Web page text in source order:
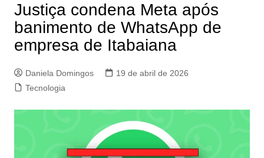
Justiça condena Meta após
banimento de WhatsApp de
empresa de Itabaiana
Daniela Domingos
19 de abril de 2026
Tecnologia